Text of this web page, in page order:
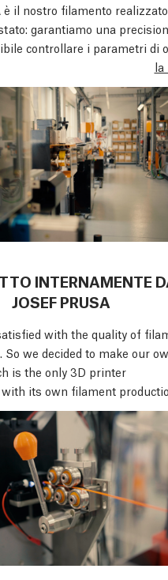
è il nostro filamento
garantiamo una
controllare i parametri di
la
INTERNAMENTE
JOSEF PRUSA
with the quality of
we decided to make our
is the only 3D printer
its own filament